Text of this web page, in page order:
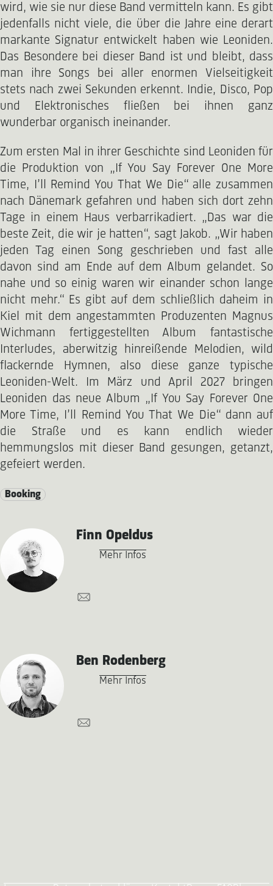
wird, wie sie nur diese Band vermitteln kann. Es gibt
jedenfalls nicht viele, die über die Jahre eine derart
markante Signatur entwickelt haben wie Leoniden.
Das Besondere bei dieser Band ist und bleibt, dass
man ihre Songs bei aller enormen Vielseitigkeit
stets nach zwei Sekunden erkennt. Indie, Disco, Pop
und Elektronisches fließen bei ihnen ganz
wunderbar organisch ineinander.
Zum ersten Mal in ihrer Geschichte sind Leoniden für
die Produktion von „If You Say Forever One More
Time, I’ll Remind You That We Die“ alle zusammen
nach Dänemark gefahren und haben sich dort zehn
Tage in einem Haus verbarrikadiert. „Das war die
beste Zeit, die wir je hatten“, sagt Jakob. „Wir haben
jeden Tag einen Song geschrieben und fast alle
davon sind am Ende auf dem Album gelandet. So
nahe und so einig waren wir einander schon lange
nicht mehr.“ Es gibt auf dem schließlich daheim in
Kiel mit dem angestammten Produzenten Magnus
Wichmann fertiggestellten Album fantastische
Interludes, aberwitzig hinreißende Melodien, wild
flackernde Hymnen, also diese ganze typische
Leoniden-Welt. Im März und April 2027 bringen
Leoniden das neue Album „If You Say Forever One
More Time, I’ll Remind You That We Die“ dann auf
die Straße und es kann endlich wieder
hemmungslos mit dieser Band gesungen, getanzt,
gefeiert werden.
Booking
Finn Opeldus
Mehr Infos
Ben Rodenberg
Mehr Infos